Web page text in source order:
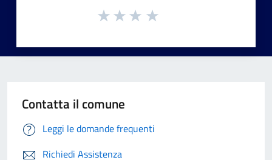
Contatta il comune
Leggi le domande frequenti
Richiedi Assistenza